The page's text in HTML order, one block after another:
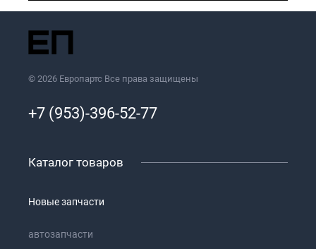
© 2026 Европартс Все права защищены
+7 (953)-396-52-77
Каталог товаров
Новые запчасти
автозапчасти